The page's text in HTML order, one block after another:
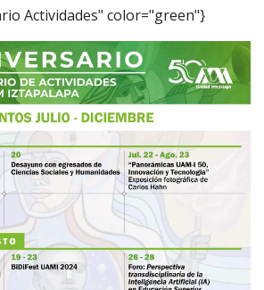
Actividades" color="green"}